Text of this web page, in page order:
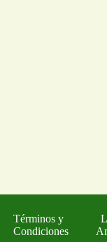
Términos y
Condiciones